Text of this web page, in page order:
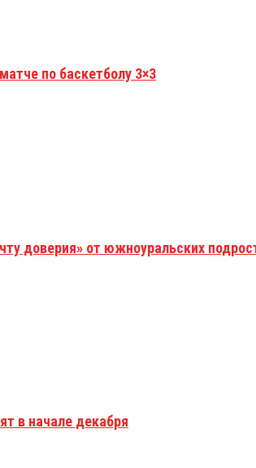
по баскетболу 3×3
доверия» от южноуральских
в начале декабря